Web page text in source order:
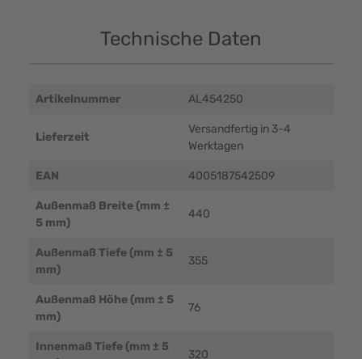
Technische Daten
Artikelnummer AL454250
Lieferzeit
Versandfertig in 3-4
Werktagen
EAN 4005187542509
Außenmaß Breite (mm ±
5 mm)
440
Außenmaß Tiefe (mm ± 5
mm)
355
Außenmaß Höhe (mm ± 5
mm)
76
Innenmaß Tiefe (mm ± 5
320